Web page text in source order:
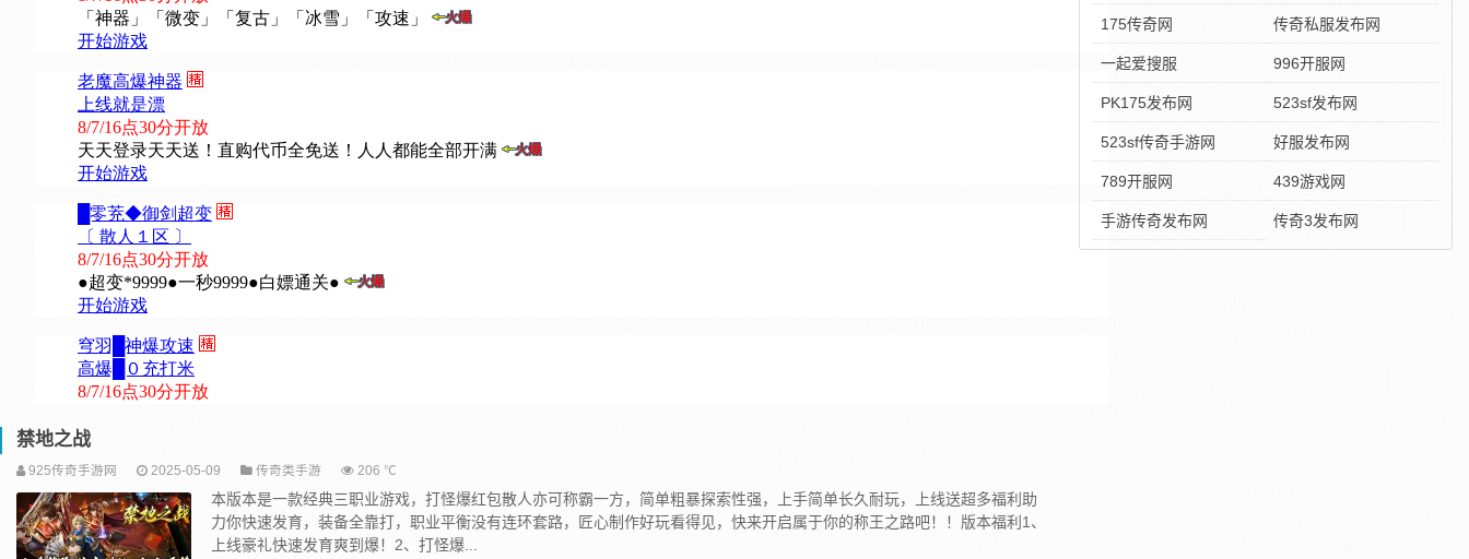
禁地之战
925传奇手游网 2025-05-09 传奇类手游 206 ℃
本版本是一款经典三职业游戏，打怪爆红包散人亦可称霸一方，简单粗暴探索性强，上手简单长久耐玩，上线送超多福利助
力你快速发育，装备全靠打，职业平衡没有连环套路，匠心制作好玩看得见，快来开启属于你的称王之路吧！！版本福利1、
上线豪礼快速发育爽到爆！2、打怪爆...
175传奇网 传奇私服发布网
一起爱搜服 996开服网
PK175发布网 523sf发布网
523sf传奇手游网 好服发布网
789开服网 439游戏网
手游传奇发布网 传奇3发布网